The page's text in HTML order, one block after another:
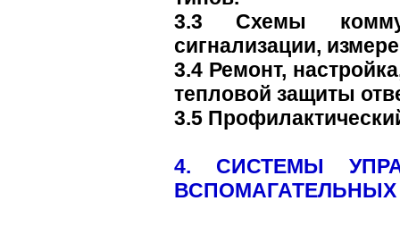
3.3 Схемы
сигнализации,
3.4 Ремонт,
тепловой защиты
3.5
4. СИСТЕМЫ